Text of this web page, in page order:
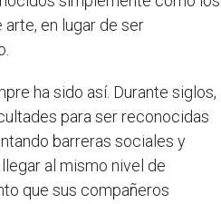
en lugar de ser
ha sido así. Durante siglos,
para ser reconocidas
barreras sociales y
al mismo nivel de
que sus compañeros